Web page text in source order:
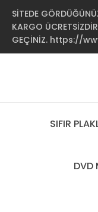
SİTEDE
KARGO
GEÇİNİZ. https://
SIFIR
DVD